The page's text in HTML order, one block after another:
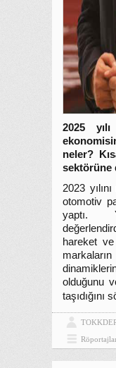
2025
neler?
sektörüne
2023
otomotiv
yaptı.
hareket
olduğunu
taşıdığını